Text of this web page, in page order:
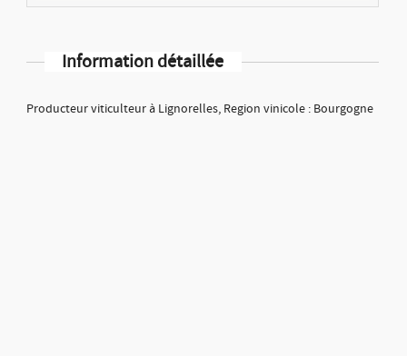
Information détaillée
Producteur viticulteur à Lignorelles, Region vinicole : Bourgogne